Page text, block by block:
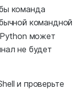
команда
командной
Python может
не будет
и проверьте